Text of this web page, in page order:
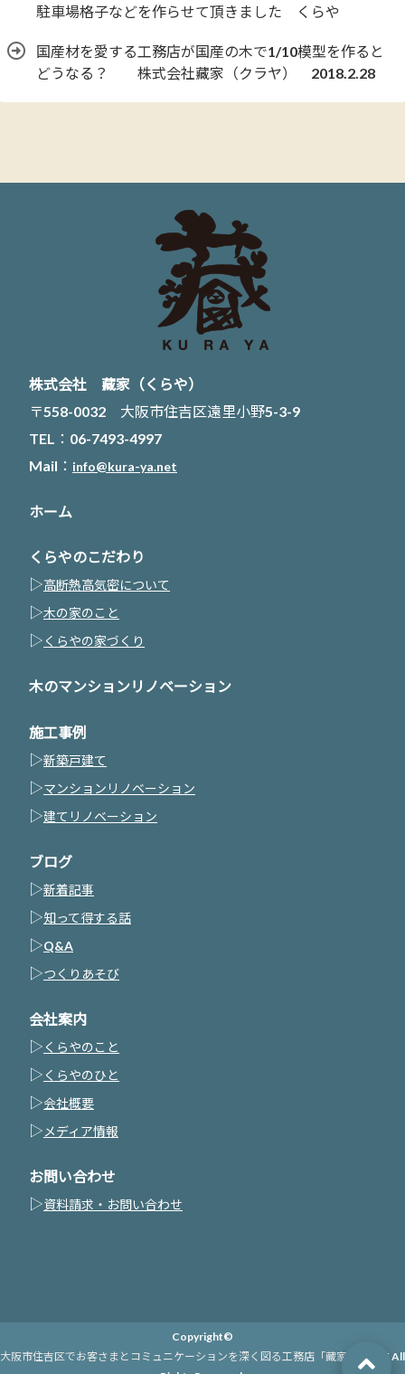
駐車場格子などを作らせて頂きました くらや
国産材を愛する工務店が国産の木で1/10模型を作ると
どうなる？ 株式会社藏家（クラヤ） 2018.2.28
株式会社 藏家（くらや）
〒558-0032 大阪市住吉区遠里小野5-3-9
TEL：06-7493-4997
Mail： info@kura-ya.net
ホーム
くらやのこだわり
▷高断熱高気密について
▷木の家のこと
▷ くらやの家づくり
木のマンションリノベーション
施工事例
▷新築戸建て
▷マンションリノベーション
▷建てリノベーション
ブログ
▷新着記事
▷知って得する話
▷Q&A
▷つくりあそび
会社案内
▷ くらやのこと
▷ くらやのひと
▷会社概要
▷ メディア情報
お問い合わせ
▷資料請求・お問い合わせ
Copyright©
大阪市住吉区でお客さまとコミュニケーションを深く図る工務店「藏家」
, 2015 All